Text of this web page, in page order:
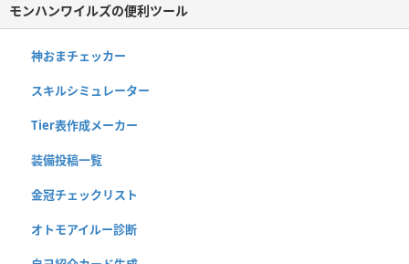
モンハンワイルズの便利ツール
神おまチェッカー
スキルシミュレーター
Tier表作成メーカー
装備投稿一覧
金冠チェックリスト
オトモアイルー診断